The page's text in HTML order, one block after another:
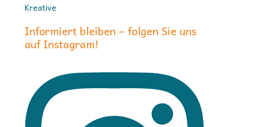
Kreative
Informiert bleiben – folgen Sie uns
auf Instagram!